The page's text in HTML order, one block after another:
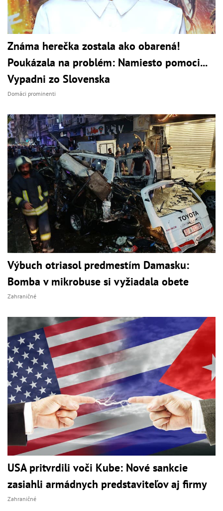
Známa herečka zostala ako obarená!
Poukázala na problém: Namiesto pomoci...
Vypadni zo Slovenska
Domáci prominenti
Výbuch otriasol predmestím Damasku:
Bomba v mikrobuse si vyžiadala obete
Zahraničné
USA pritvrdili voči Kube: Nové sankcie
zasiahli armádnych predstaviteľov aj firmy
Zahraničné